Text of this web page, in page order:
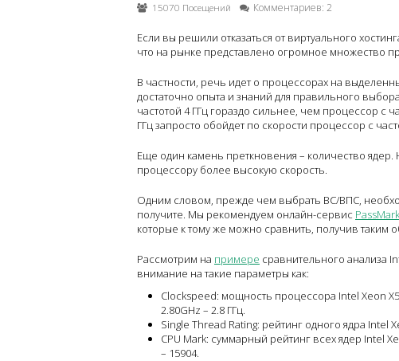
15070 Посещений Комментариев: 2
Если вы решили отказаться от виртуального
что на рынке представлено огромное множество
В частности, речь идет о процессорах на
достаточно опыта и знаний для правильного
частотой 4 ГГц гораздо сильнее, чем процессор с
ГГц запросто обойдет по скорости процессор с
Еще один камень преткновения – количество
процессору более высокую скорость.
Одним словом, прежде чем выбрать ВС/ВПС,
получите. Мы рекомендуем онлайн-сервис PassMark
которые к тому же можно сравнить, получив
Рассмотрим на примере сравнительного анализа
внимание на такие параметры как:
Clockspeed: мощность процессора Intel Xeon
2.80GHz – 2.8 ГГц.
Single Thread Rating: рейтинг одного ядра Intel
CPU Mark: суммарный рейтинг всех ядер Intel
– 15904.